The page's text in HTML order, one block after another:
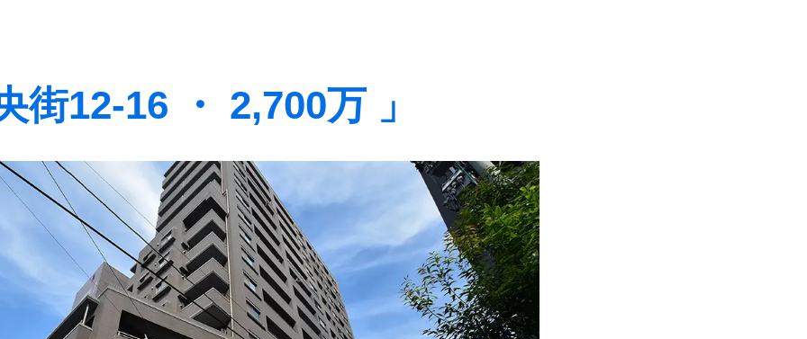
12-16 ・ 2,700万 」